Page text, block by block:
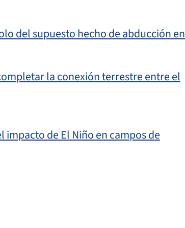
del supuesto hecho de abducción en
la conexión terrestre entre el
de El Niño en campos de